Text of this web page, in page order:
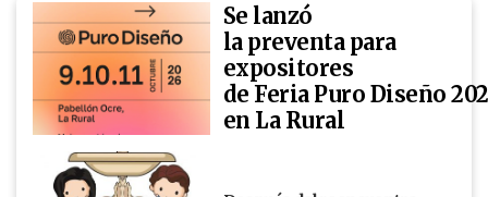
Se lanzó
la preventa para
expositores
de Feria Puro Diseño
en La Rural